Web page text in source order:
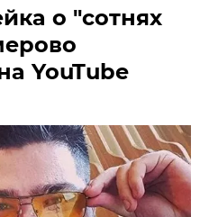
о "сотнях
YouTube